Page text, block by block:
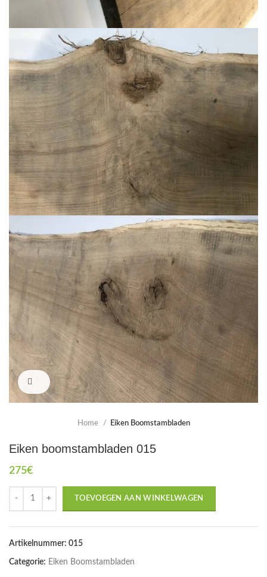
Click to enlarge
Home Eiken Boomstambladen
Eiken boomstambladen 015
275€
TOEVOEGEN AAN WINKELWAGEN
Artikelnummer: 015
Categorie: Eiken Boomstambladen